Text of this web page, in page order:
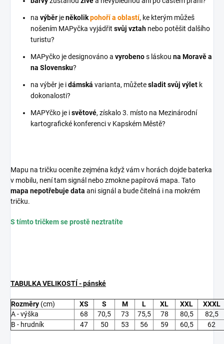
na výběr jeněkolikpohoří a oblastí, ke kterým můžeš
nošením MAPyčka vyjádřit svůj vztah nebo potěšit dalšího
turistu?
MAPyčko je designováno a vyrobenos láskou na Moravě a
na Slovensku?
na výběr je idámská varianta, můžetesladit svůj výlet k
dokonalosti?
MAPYčko je isvětové, získalo 3. místo na Mezinárodní
kartografické konferenci v Kapském Městě?
Mapu na tričku oceníte zejména když vám v horách dojde baterka
v mobilu, není tam signál nebo zmokne papírová mapa. Tato
mapa nepotřebuje data ani signál a bude čitelná i na mokrém
tričku.
S tímto tričkem se prostě neztratíte
TABULKA VELIKOSTÍ - pánské
Rozměry (cm) XS S M L XL XXL
XXXL
A - výška
68 70,5 73 75,5 78 80,5
82,5
B - hrudník
47 50 53 56 59 60,5 62